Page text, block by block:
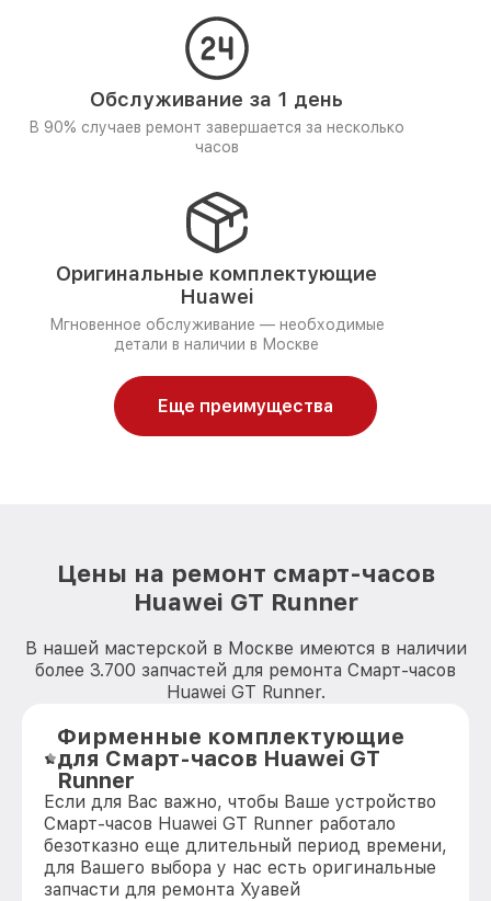
Обслуживание за 1 день
В 90% случаев ремонт завершается за несколько
часов
Оригинальные комплектующие
Huawei
Мгновенное обслуживание — необходимые
детали в наличии в Москве
Еще преимущества
Цены на ремонт смарт-часов
Huawei GT Runner
В нашей мастерской в Москве имеются в наличии
более 3.700 запчастей для ремонта Смарт-часов
Huawei GT Runner.
Фирменные комплектующие
для Смарт-часов Huawei GT
Runner
Если для Вас важно, чтобы Ваше устройство
Смарт-часов Huawei GT Runner работало
безотказно еще длительный период времени,
для Вашего выбора у нас есть оригинальные
запчасти для ремонта Хуавей